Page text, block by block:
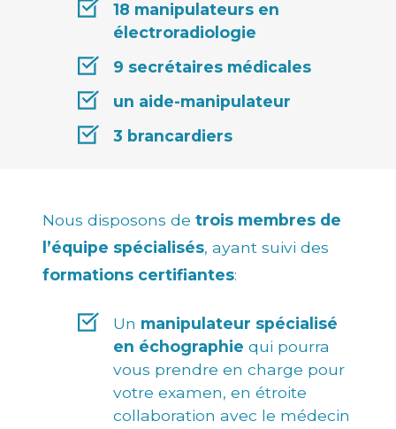
18 manipulateurs en
électroradiologie
9 secrétaires médicales
un aide-manipulateur
3 brancardiers
Nous disposons de trois membres de
l’équipe spécialisés, ayant suivi des
formations certifiantes:
Un manipulateur spécialisé
en échographie qui pourra
vous prendre en charge pour
votre examen, en étroite
collaboration avec le médecin